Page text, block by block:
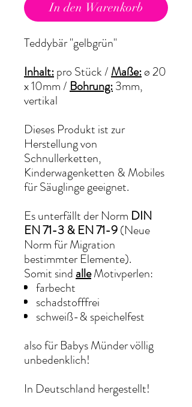
In den Warenkorb
Teddybär "gelbgrün"
Inhalt:pro Stück /Maße:ø 20
x 10mm /Bohrung:3mm,
vertikal
Dieses Produkt ist zur
Herstellung von
Schnullerketten,
Kinderwagenketten & Mobiles
für Säuglinge geeignet.
Es unterfällt der Norm DIN
EN 71-3 & EN 71-9(Neue
Norm für Migration
bestimmter Elemente).
Somit sindalleMotivperlen:
farbecht
schadstofffrei
schweiß-& speichelfest
also für Babys Münder völlig
unbedenklich!
In Deutschland hergestellt!